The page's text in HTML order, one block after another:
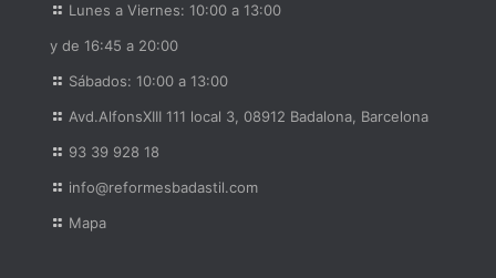
Lunes a Viernes: 10:00 a 13:00
y de 16:45 a 20:00
Sábados: 10:00 a 13:00
Avd.AlfonsXIII 111 local 3, 08912 Badalona, Barcelona
93 39 928 18
info@reformesbadastil.com
Mapa